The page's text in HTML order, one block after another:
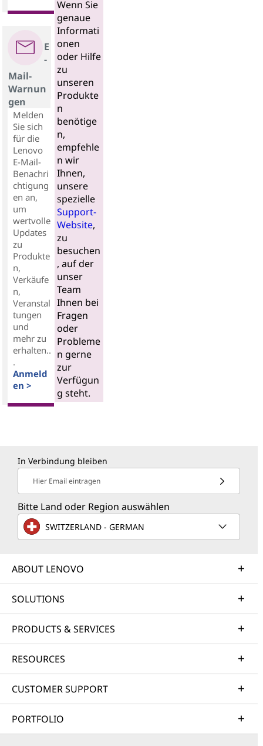
E
-
Mail-
Warnun
gen
Melden
Sie sich
für die
Lenovo
E-Mail-
Benachri
chtigung
en an,
um
wertvolle
Updates
zu
Produkte
n,
Verkäufe
n,
Veranstal
tungen
und
mehr zu
erhalten..
.
Anmeld
en >
Wenn Sie
genaue
Informati
onen
oder Hilfe
zu
unseren
Produkte
n
benötige
n,
empfehle
n wir
Ihnen,
unsere
spezielle
Support-
Website,
zu
besuchen
, auf der
unser
Team
Ihnen bei
Fragen
oder
Probleme
n gerne
zur
Verfügun
g steht.
In Verbindung bleiben
Hier Email eintragen
Bitte Land oder Region auswählen
SWITZERLAND - GERMAN
ABOUT LENOVO
SOLUTIONS
PRODUCTS & SERVICES
RESOURCES
CUSTOMER SUPPORT
PORTFOLIO